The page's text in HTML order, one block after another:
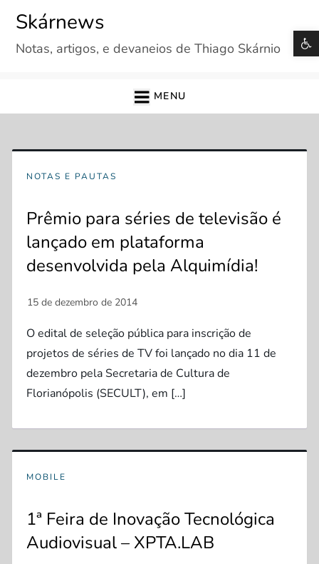
content
Skárnews
Notas, artigos, e devaneios de Thiago Skárnio
MENU
NOTAS E PAUTAS
Prêmio para séries de televisão é
lançado em plataforma
desenvolvida pela Alquimídia!
O edital de seleção pública para inscrição de
projetos de séries de TV foi lançado no dia 11 de
dezembro pela Secretaria de Cultura de
Florianópolis (SECULT), em […]
MOBILE
1ª Feira de Inovação Tecnológica
Audiovisual – XPTA.LAB